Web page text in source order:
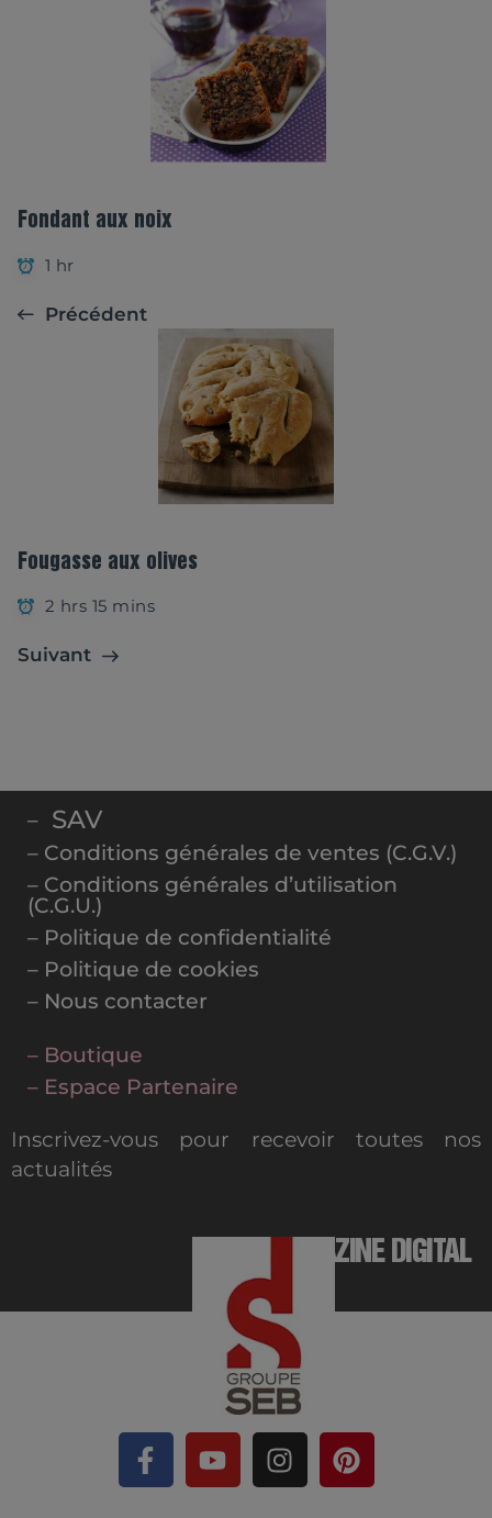
Fondant aux noix
1 hr
Précédent
Fougasse aux olives
2 hrs 15 mins
Suivant
– SAV
– Conditions générales de ventes (C.G.V.)
– Conditions générales d’utilisation
(C.G.U.)
– Politique de confidentialité
– Politique de cookies
– Nous contacter
– Boutique
– Espace Partenaire
Inscrivez-vous pour recevoir toutes nos
actualités
MAGAZINE DIGITAL